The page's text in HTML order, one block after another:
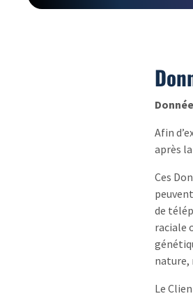
Afin
après
Ces
de
raciale
nature,
Le